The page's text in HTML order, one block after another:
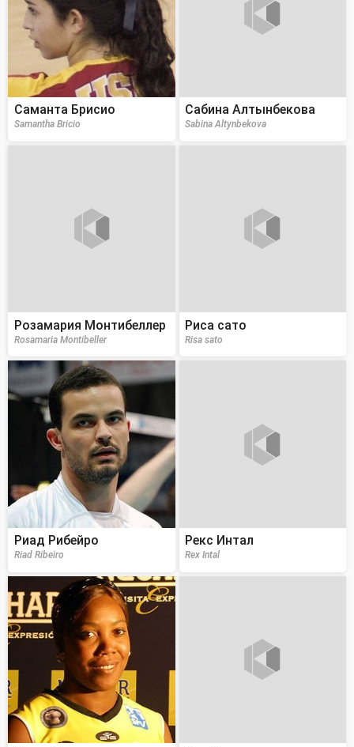
Саманта Брисио
Samantha Bricio
Сабина Алтынбекова
Sabina Altynbekova
Розамария Монтибеллер
Rosamaria Montibeller
Риса сато
Risa sato
Риад Рибейро
Riad Ribeiro
Рекс Интал
Rex Intal